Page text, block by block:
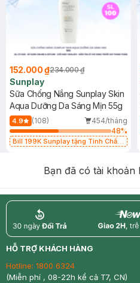
152.000 ₫234.000 ₫
Sunplay
Sữa Chống Nắng Sunplay Skin
Aqua Dưỡng Da Sáng Mịn 55g
4.9 (108)
454/tháng
48%
Bill 199K Sunplay tặng Tinh Chất
Bạn đã có tài khoản
return nowfree
HỖ TRỢ KHÁCH HÀNG
Hotline: 1800 6324
(Miễn phí , 08-22h kể cả T7, CN)